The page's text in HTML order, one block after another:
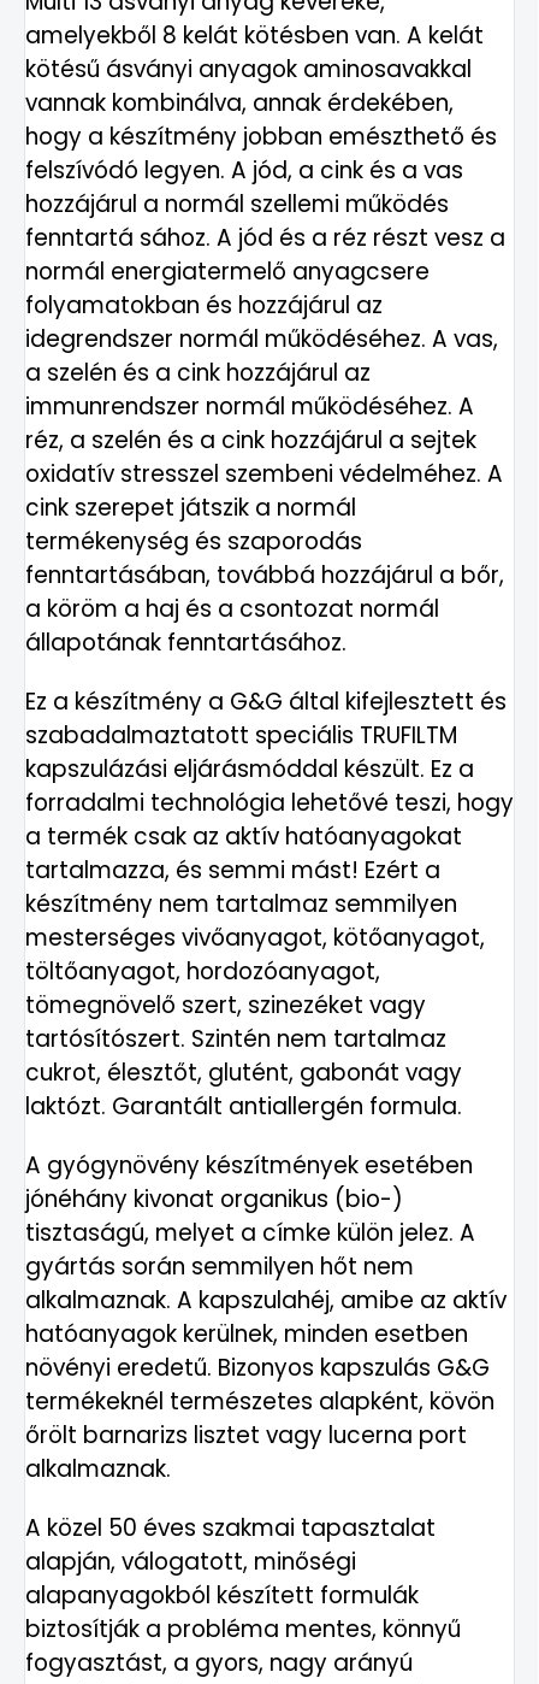
amelyekből 8 kelát kötésben van. A kelát
kötésű ásványi anyagok aminosavakkal
vannak kombinálva, annak érdekében,
hogy a készítmény jobban emészthető és
felszívódó legyen. A jód, a cink és a vas
hozzájárul a normál szellemi működés
fenntartá sához. A jód és a réz részt vesz a
normál energiatermelő anyagcsere
folyamatokban és hozzájárul az
idegrendszer normál működéséhez. A vas,
a szelén és a cink hozzájárul az
immunrendszer normál működéséhez. A
réz, a szelén és a cink hozzájárul a sejtek
oxidatív stresszel szembeni védelméhez. A
cink szerepet játszik a normál
termékenység és szaporodás
fenntartásában, továbbá hozzájárul a bőr,
a köröm a haj és a csontozat normál
állapotának fenntartásához.
Ez a készítmény a G&G által kifejlesztett és
szabadalmaztatott speciális TRUFILTM
kapszulázási eljárásmóddal készült. Ez a
forradalmi technológia lehetővé teszi, hogy
a termék csak az aktív hatóanyagokat
tartalmazza, és semmi mást! Ezért a
készítmény nem tartalmaz semmilyen
mesterséges vivőanyagot, kötőanyagot,
töltőanyagot, hordozóanyagot,
tömegnövelő szert, szinezéket vagy
tartósítószert. Szintén nem tartalmaz
cukrot, élesztőt, glutént, gabonát vagy
laktózt. Garantált antiallergén formula.
A gyógynövény készítmények esetében
jónéhány kivonat organikus (bio-)
tisztaságú, melyet a címke külön jelez. A
gyártás során semmilyen hőt nem
alkalmaznak. A kapszulahéj, amibe az aktív
hatóanyagok kerülnek, minden esetben
növényi eredetű. Bizonyos kapszulás G&G
termékeknél természetes alapként, kövön
őrölt barnarizs lisztet vagy lucerna port
alkalmaznak.
A közel 50 éves szakmai tapasztalat
alapján, válogatott, minőségi
alapanyagokból készített formulák
biztosítják a probléma mentes, könnyű
fogyasztást, a gyors, nagy arányú